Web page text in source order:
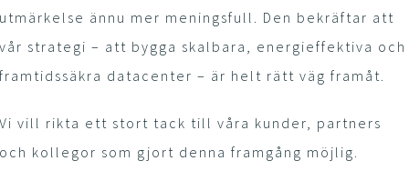
utmärkelse ännu mer meningsfull. Den bekräftar att
vår strategi – att bygga skalbara, energieffektiva och
framtidssäkra datacenter – är helt rätt väg framåt.
Vi vill rikta ett stort tack till våra kunder, partners
och kollegor som gjort denna framgång möjlig.